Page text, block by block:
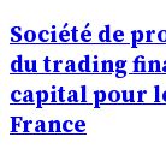
Société de
du trading
capital pour
France